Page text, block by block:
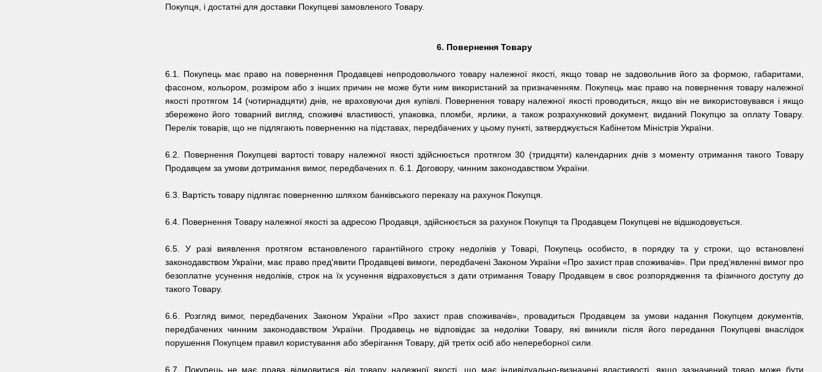
Покупця, і достатні для доставки Покупцеві замовленого Товару.
6. Повернення Товару
6.1. Покупець має право на повернення Продавцеві непродовольчого товару належної якості, якщо товар не задовольнив його за формою, габаритами,
фасоном, кольором, розміром або з інших причин не може бути ним використаний за призначенням. Покупець має право на повернення товару належної
якості протягом 14 (чотирнадцяти) днів, не враховуючи дня купівлі. Повернення товару належної якості проводиться, якщо він не використовувався і якщо
збережено його товарний вигляд, споживчі властивості, упаковка, пломби, ярлики, а також розрахунковий документ, виданий Покупцю за оплату Товару.
Перелік товарів, що не підлягають поверненню на підставах, передбачених у цьому пункті, затверджується Кабінетом Міністрів України.
6.2. Повернення Покупцеві вартості товару належної якості здійснюється протягом 30 (тридцяти) календарних днів з моменту отримання такого Товару
Продавцем за умови дотримання вимог, передбачених п. 6.1. Договору, чинним законодавством України.
6.3. Вартість товару підлягає поверненню шляхом банківського переказу на рахунок Покупця.
6.4. Повернення Товару належної якості за адресою Продавця, здійснюється за рахунок Покупця та Продавцем Покупцеві не відшкодовується.
6.5. У разі виявлення протягом встановленого гарантійного строку недоліків у Товарі, Покупець особисто, в порядку та у строки, що встановлені
законодавством України, має право пред'явити Продавцеві вимоги, передбачені Законом України «Про захист прав споживачів». При пред’явленні вимог про
безоплатне усунення недоліків, строк на їх усунення відраховується з дати отримання Товару Продавцем в своє розпорядження та фізичного доступу до
такого Товару.
6.6. Розгляд вимог, передбачених Законом України «Про захист прав споживачів», провадиться Продавцем за умови надання Покупцем документів,
передбачених чинним законодавством України. Продавець не відповідає за недоліки Товару, які виникли після його передання Покупцеві внаслідок
порушення Покупцем правил користування або зберігання Товару, дій третіх осіб або непереборної сили.
6.7. Покупець не має права відмовитися від товару належної якості, що має індивідуально-визначені властивості, якщо зазначений товар може бути